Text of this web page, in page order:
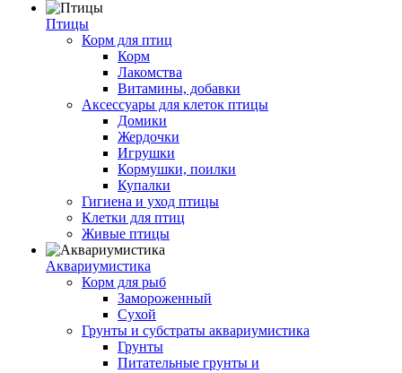
Птицы
Корм для птиц
Корм
Лакомства
Витамины, добавки
Аксессуары для клеток птицы
Домики
Жердочки
Игрушки
Кормушки, поилки
Купалки
Гигиена и уход птицы
Клетки для птиц
Живые птицы
Аквариумистика
Корм для рыб
Замороженный
Сухой
Грунты и субстраты аквариумистика
Грунты
Питательные грунты и